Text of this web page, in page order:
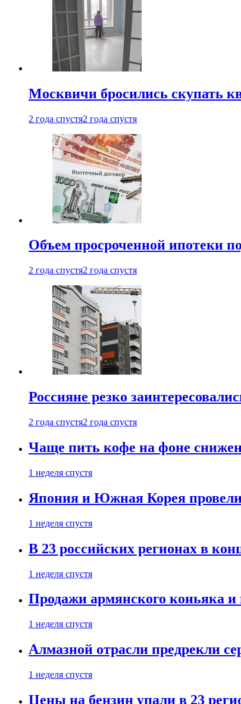
Москвичи бросились скупать
2 года спустя2 года спустя
Объем просроченной ипотеки
2 года спустя2 года спустя
Россияне резко
2 года спустя2 года спустя
Чаще пить кофе на фоне
1 неделя спустя
Япония и Южная Корея
1 неделя спустя
В 23 российских регионах в
1 неделя спустя
Продажи армянского коньяка и
1 неделя спустя
Алмазной отрасли предрекли
1 неделя спустя
Цены на бензин упали в 23